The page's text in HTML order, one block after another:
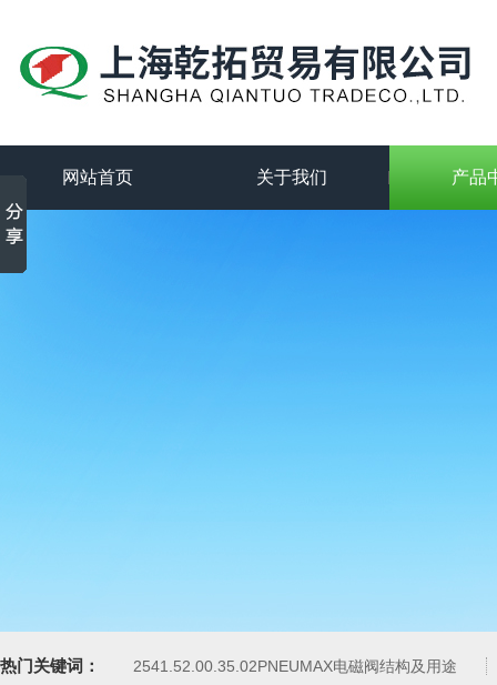
网站首页 关于我们 产品
热门关键词： 2541.52.00.35.02PNEUMAX电磁阀结构及用途